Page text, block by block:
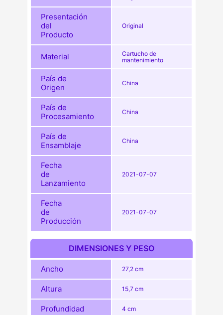
Presentación
del
Producto
Original
Material
Cartucho de
mantenimiento
País de
Origen
China
País de
Procesamiento
China
País de
Ensamblaje
China
Fecha
de
Lanzamiento
2021-07-07
Fecha
de
Producción
2021-07-07
DIMENSIONES Y PESO
Ancho 27,2 cm
Altura 15,7 cm
Profundidad 4 cm